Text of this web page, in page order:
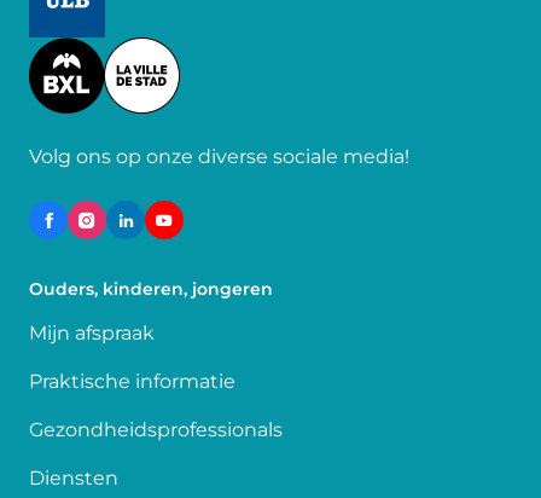
Image
Volg ons op onze diverse sociale media!
Ouders, kinderen, jongeren
Mijn afspraak
Praktische informatie
Gezondheidsprofessionals
Diensten